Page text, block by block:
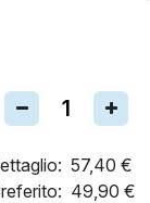
57,40 €
49,90 €